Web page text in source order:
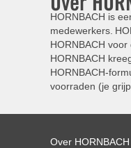
HORNBACH is
medewerkers.
HORNBACH
HORNBACH
HORNBACH-
voorraden (je
Over HORNBACH